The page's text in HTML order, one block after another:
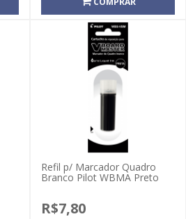
Refil p/ Marcador Quadro
Branco Pilot WBMA Preto
R$7,80